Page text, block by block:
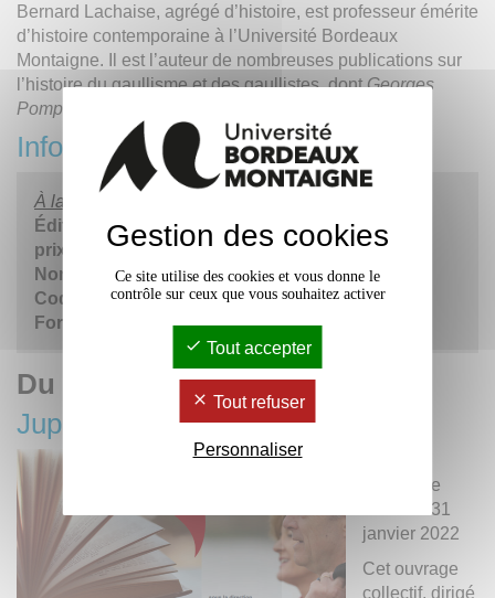
Bernard Lachaise, agrégé d’histoire, est professeur émérite
d’histoire contemporaine à l’Université Bordeaux
Montaigne. Il est l’auteur de nombreuses publications sur
l’histoire du gaullisme et des gaullistes, dontGeorges
Pompidou : avec de Gaulle 1944-1959
Informations
À la gauche du gaullisme
Éditeur :
Presses Universitaires de France
prix :
23€
Nombre de pages :224
Code ISBN :978-2-13-083028-3
Format :
13.5 x 21.5 cm
Du même auteur :
Juppé Bordeaux 1995-2019
décembre
2021 au 31
janvier 2022
Cet ouvrage
collectif, dirigé
Gestion des cookies
Ce site utilise des cookies et vous donne le
contrôle sur ceux que vous souhaitez activer
Tout accepter
Tout refuser
Personnaliser